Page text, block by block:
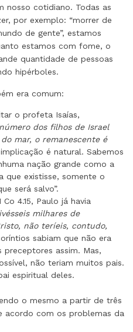
nosso cotidiano. Todas as
por exemplo: “morrer de
de gente”, estamos
estamos com fome, o
quantidade de pessoas
hipérboles.
era comum:
o profeta Isaías,
dos filhos de Israel
mar, o remanescente é
é natural. Sabemos
nação grande como a
que existisse, somente o
será salvo”.
4.15, Paulo já havia
milhares de
não teríeis, contudo,
sabiam que não era
assim. Mas,
não teriam muitos pais.
espiritual deles.
o mesmo a partir de três
acordo com os problemas da